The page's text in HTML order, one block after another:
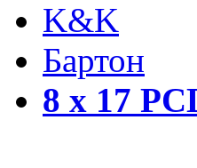
K&K
Бартон
8 x 17